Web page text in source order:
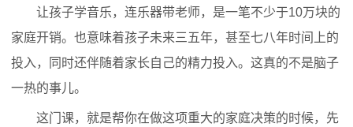
让孩子学音乐，连乐器带老师，是一笔不少于10万块的
家庭开销。也意味着孩子未来三五年，甚至七八年时间上的
投入，同时还伴随着家长自己的精力投入。这真的不是脑子
一热的事儿。
这门课，就是帮你在做这项重大的家庭决策的时候，先